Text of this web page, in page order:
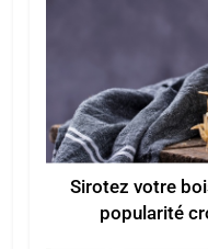
Sirotez votre
popularité